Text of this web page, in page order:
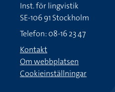
Inst. för lingvistik
SE-106 91 Stockholm
Telefon: 08-16 23 47
Kontakt
Om webbplatsen
Cookieinställningar